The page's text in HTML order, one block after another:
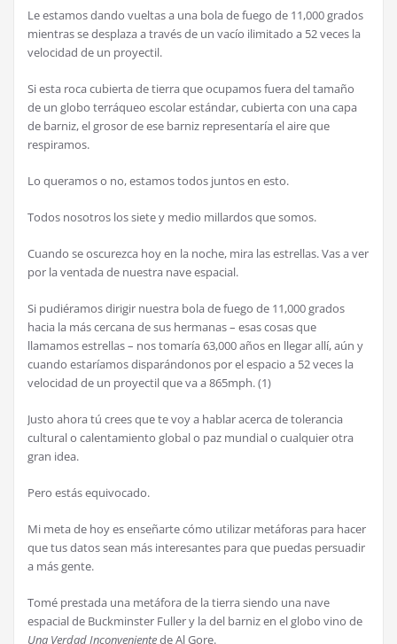
Le estamos dando vueltas a una bola de fuego de 11,000 grados
mientras se desplaza a través de un vacío ilimitado a 52 veces la
velocidad de un proyectil.
Si esta roca cubierta de tierra que ocupamos fuera del tamaño
de un globo terráqueo escolar estándar, cubierta con una capa
de barniz, el grosor de ese barniz representaría el aire que
respiramos.
Lo queramos o no, estamos todos juntos en esto.
Todos nosotros los siete y medio millardos que somos.
Cuando se oscurezca hoy en la noche, mira las estrellas. Vas a ver
por la ventada de nuestra nave espacial.
Si pudiéramos dirigir nuestra bola de fuego de 11,000 grados
hacia la más cercana de sus hermanas – esas cosas que
llamamos estrellas – nos tomaría 63,000 años en llegar allí, aún y
cuando estaríamos disparándonos por el espacio a 52 veces la
velocidad de un proyectil que va a 865mph. (1)
Justo ahora tú crees que te voy a hablar acerca de tolerancia
cultural o calentamiento global o paz mundial o cualquier otra
gran idea.
Pero estás equivocado.
Mi meta de hoy es enseñarte cómo utilizar metáforas para hacer
que tus datos sean más interesantes para que puedas persuadir
a más gente.
Tomé prestada una metáfora de la tierra siendo una nave
espacial de Buckminster Fuller y la del barniz en el globo vino de
Una Verdad Inconvenientede Al Gore.